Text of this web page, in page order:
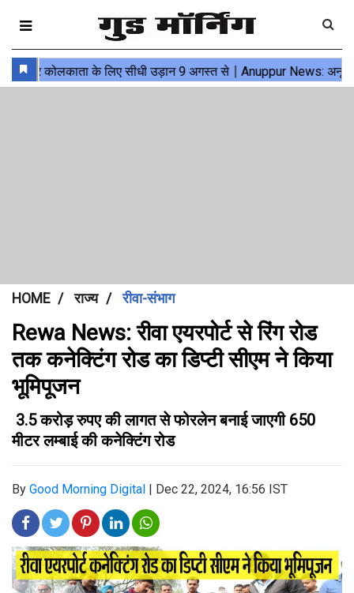
HOME राज्य रीवा-संभाग
Rewa News: रीवा एयरपोर्ट से रिंग रोड
तक कनेक्टिंग रोड का डिप्टी सीएम ने किया
भूमिपूजन
3.5 करोड़ रुपए की लागत से फोरलेन बनाई जाएगी 650
मीटर लम्बाई की कनेक्टिंग रोड
By Good Morning Digital | Dec 22, 2024, 16:56 IST